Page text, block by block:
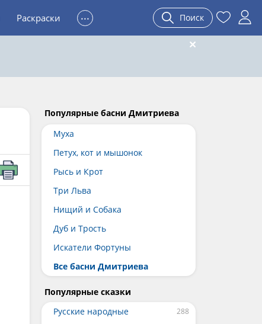
Раскраски ... Поиск
Популярные басни Дмитриева
Муха
Петух, кот и мышонок
Рысь и Крот
Три Льва
Нищий и Собака
Дуб и Трость
Искатели Фортуны
Все басни Дмитриева
Популярные сказки
Русские народные